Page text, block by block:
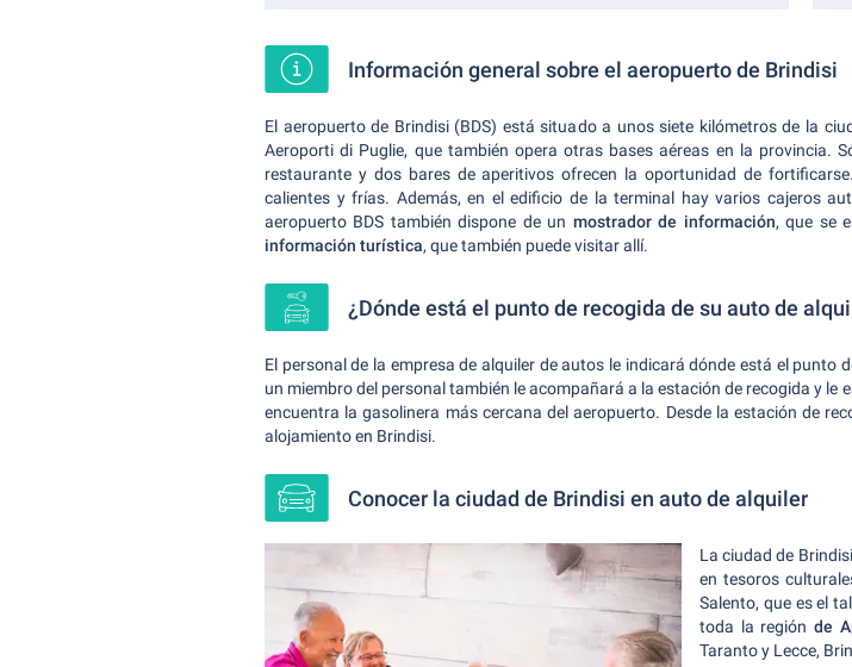
Información general sobre el aeropuerto de Brindisi
El aeropuerto de Brindisi (BDS) está situado a unos siete kilómetros de la
Aeroporti di Puglie, que también opera otras bases aéreas en la provincia.
restaurante y dos bares de aperitivos ofrecen la oportunidad de
calientes y frías. Además, en el edificio de la terminal hay varios cajeros
aeropuerto BDS también dispone de un mostrador de información, que se
información turística, que también puede visitar allí.
¿Dónde está el punto de recogida de su auto de
El personal de la empresa de alquiler de autos le indicará dónde está el punto
un miembro del personal también le acompañará a la estación de recogida y le
encuentra la gasolinera más cercana del aeropuerto. Desde la estación de
alojamiento en Brindisi.
Conocer la ciudad de Brindisi en auto de alquiler
La ciudad de
en tesoros
Salento, que es el
toda la región de
Taranto y Lecce,